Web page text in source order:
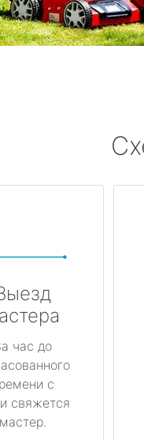
час до
с
свяжется
мастер.